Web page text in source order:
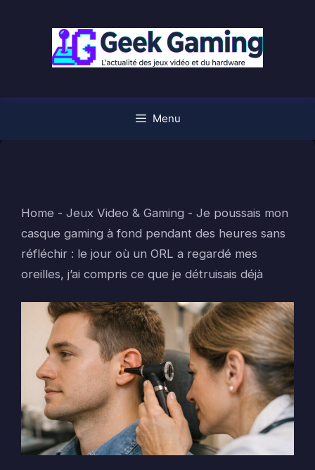
Menu
Home - Jeux Video & Gaming - Je poussais mon
casque gaming à fond pendant des heures sans
réfléchir : le jour où un ORL a regardé mes
oreilles, j’ai compris ce que je détruisais déjà